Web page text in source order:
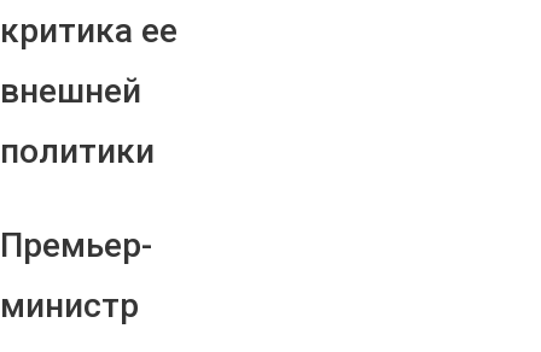
критика ее
внешней
политики
Премьер-
министр